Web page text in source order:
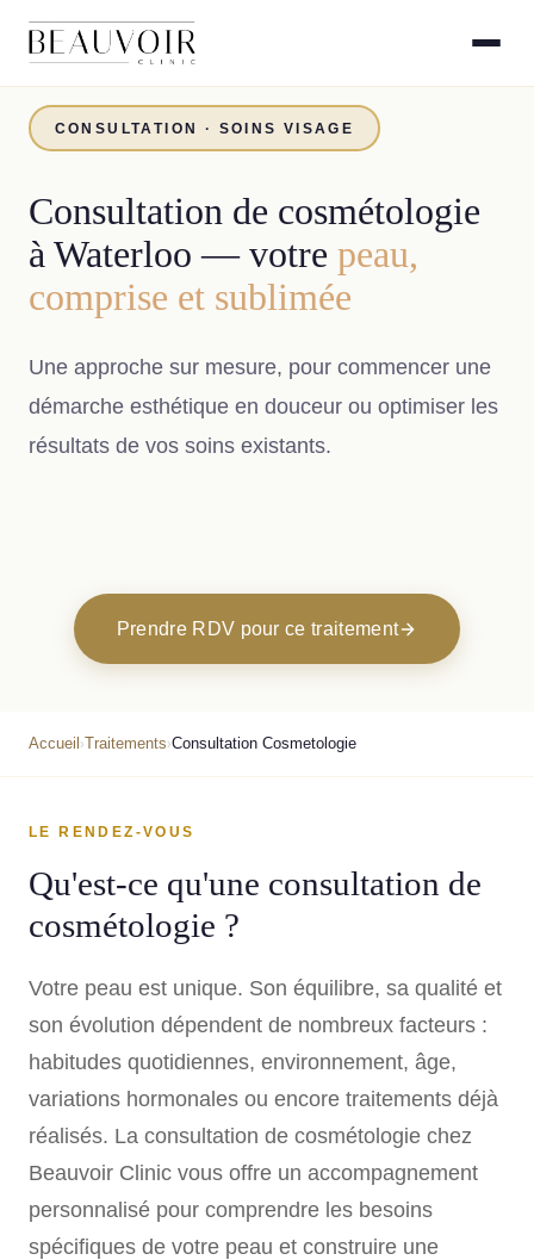
CONSULTATION · SOINS VISAGE
Consultation de cosmétologie
à Waterloo — votre peau,
comprise et sublimée
Une approche sur mesure, pour commencer une
démarche esthétique en douceur ou optimiser les
résultats de vos soins existants.
Prendre RDV pour ce traitement
Accueil ›Traitements›Consultation Cosmetologie
LE RENDEZ-VOUS
Qu'est-ce qu'une consultation de
cosmétologie ?
Votre peau est unique. Son équilibre, sa qualité et
son évolution dépendent de nombreux facteurs :
habitudes quotidiennes, environnement, âge,
variations hormonales ou encore traitements déjà
réalisés. La consultation de cosmétologie chez
Beauvoir Clinic vous offre un accompagnement
personnalisé pour comprendre les besoins
spécifiques de votre peau et construire une